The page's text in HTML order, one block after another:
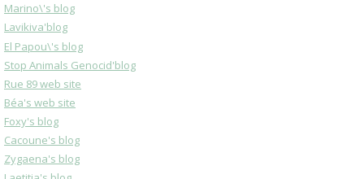
Marino\'s blog
Lavikiva'blog
El Papou\'s blog
Stop Animals Genocid'blog
Rue 89 web site
Béa's web site
Foxy's blog
Cacoune's blog
Zygaena's blog